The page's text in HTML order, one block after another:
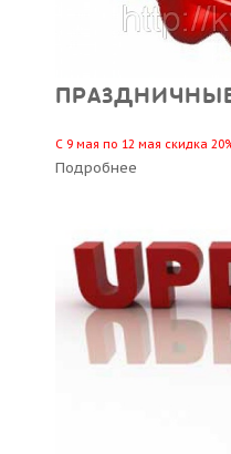
С 9 мая по 12 мая скидка
Подробнее